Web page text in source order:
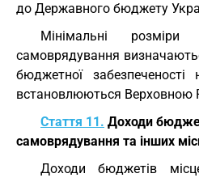
до Державного бюджету
Мінімальні розміри
самоврядування
бюджетної
встановлюються Верховною
Стаття 11. Доходи
самоврядування та інших
Доходи бюджетів